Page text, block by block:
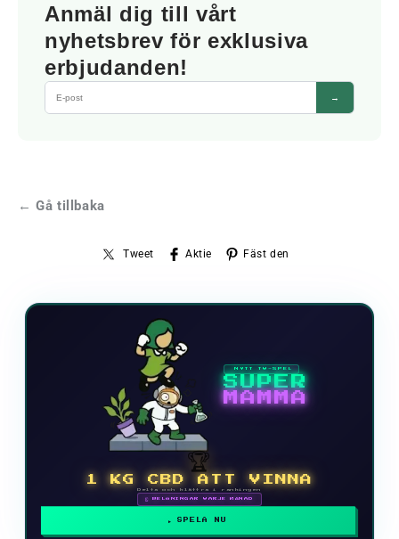
Anmäl dig till vårt
nyhetsbrev för exklusiva
erbjudanden!
→
← Gå tillbaka
Tweet Aktie Fäst den
NYTT TV-SPEL
SUPER
MAMMA
🏆
1 KG CBD ATT VINNA
Delta och klättra i rankingen
🗓 BELÖNINGAR VARJE MÅNAD
SPELA NU